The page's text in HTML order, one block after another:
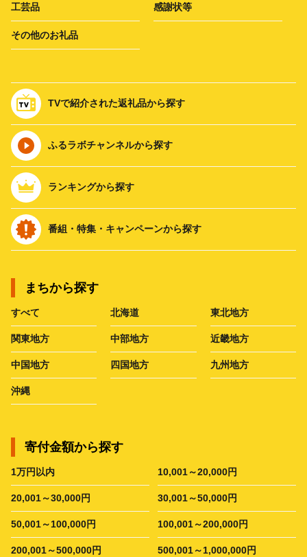
工芸品 感謝状等
その他のお礼品
TVで紹介された返礼品から探す
ふるラボチャンネルから探す
ランキングから探す
番組・特集・キャンペーンから探す
まちから探す
すべて 北海道 東北地方
関東地方 中部地方 近畿地方
中国地方 四国地方 九州地方
沖縄
寄付金額から探す
1万円以内 10,001～20,000円
20,001～30,000円 30,001～50,000円
50,001～100,000円 100,001～200,000円
200,001～500,000円 500,001～1,000,000円